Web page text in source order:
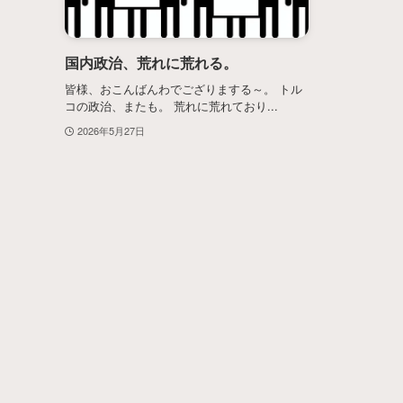
国内政治、荒れに荒れる。
皆様、おこんばんわでござりまする～。 トル
コの政治、またも。 荒れに荒れており...
2026年5月27日